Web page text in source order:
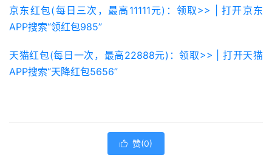
京东红包(每日三次，最高11111元)：领取>> | 打开京东
APP搜索“领红包985”
天猫红包(每日一次，最高22888元)：领取>> | 打开天猫
APP搜索“天降红包5656”
 赞(0)